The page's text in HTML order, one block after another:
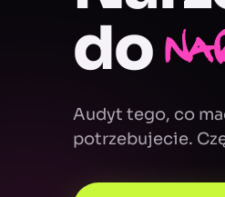
do
Audyt tego, co
potrzebujecie.